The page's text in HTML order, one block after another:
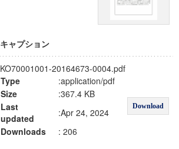
キャプション
KO70001001-20164673-0004.pdf
Type
:application/pdf
Download
Size
:367.4 KB
Last
updated
:Apr 24, 2024
Downloads
: 206